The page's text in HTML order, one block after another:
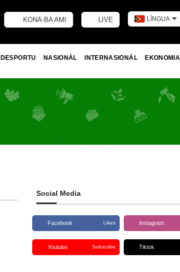
KONA-BA AMI LIVE LÍNGUA
DESPORTU NASIONÁL INTERNASIONÁL
EKONOMIA
Social Media
Facebook Likes Instagram
Youtube Subscribe Tiktok